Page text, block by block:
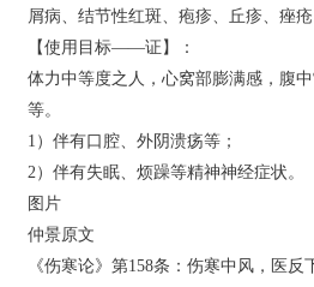
屑病、结节性红斑、疱疹、丘疹、痤
【使用目标——证】：
体力中等度之人，心窝部膨满感，腹
等。
1）伴有口腔、外阴溃疡等；
2）伴有失眠、烦躁等精神神经症状。
图片
仲景原文
《伤寒论》第158条：伤寒中风，医